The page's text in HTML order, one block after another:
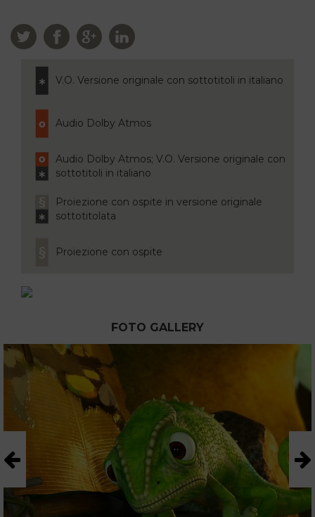
V.O. Versione originale con sottotitoli in italiano
Audio Dolby Atmos
Audio Dolby Atmos; V.O. Versione originale con
sottotitoli in italiano
Proiezione con ospite in versione originale
sottotitolata
Proiezione con ospite
FOTO GALLERY